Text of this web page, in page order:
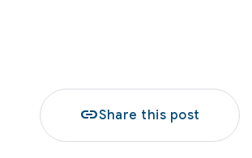
linkShare this post